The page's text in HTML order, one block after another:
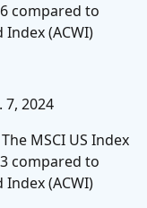
compared to
(ACWI)
7, 2024
MSCI US Index
compared to
(ACWI)